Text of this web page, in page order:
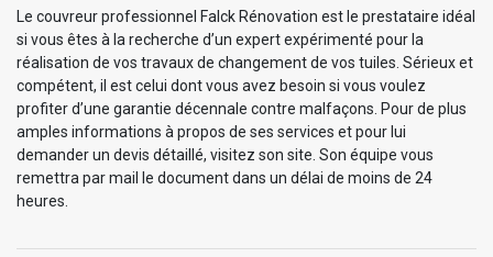
Le couvreur professionnel Falck Rénovation est le prestataire idéal
si vous êtes à la recherche d’un expert expérimenté pour la
réalisation de vos travaux de changement de vos tuiles. Sérieux et
compétent, il est celui dont vous avez besoin si vous voulez
profiter d’une garantie décennale contre malfaçons. Pour de plus
amples informations à propos de ses services et pour lui
demander un devis détaillé, visitez son site. Son équipe vous
remettra par mail le document dans un délai de moins de 24
heures.